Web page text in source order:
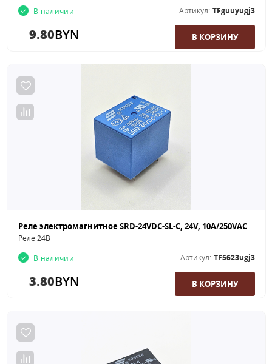
В наличии
Артикул: TFguuyugj3
9.80BYN
Реле электромагнитное SRD-24VDC-SL-C, 24V, 10А/250VAC
Реле 24В
В наличии
Артикул: TF5623ugj3
3.80BYN